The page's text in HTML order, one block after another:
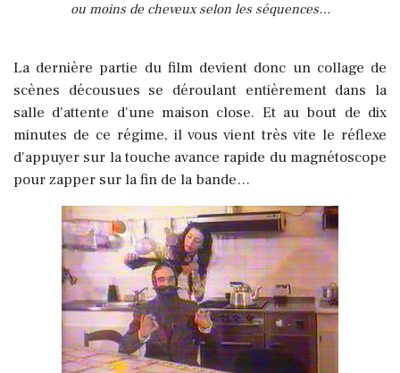
ou moins de cheveux selon les séquences…
La dernière partie du film devient donc un collage de
scènes décousues se déroulant entièrement dans la
salle d'attente d'une maison close. Et au bout de dix
minutes de ce régime, il vous vient très vite le réflexe
d'appuyer sur la touche avance rapide du magnétoscope
pour zapper sur la fin de la bande…